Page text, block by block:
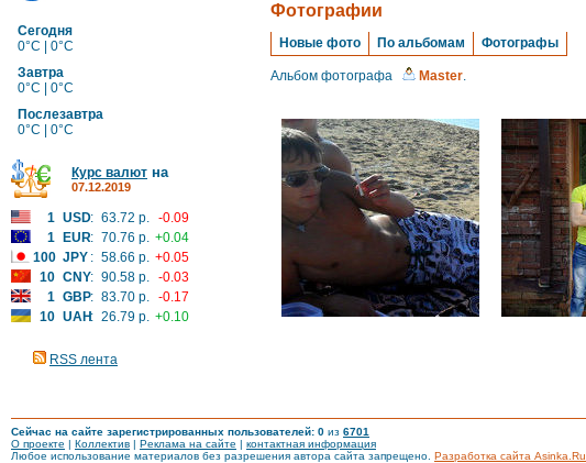
Сегодня
0°C | 0°C
Завтра
0°C | 0°C
Послезавтра
0°C | 0°C
Курс валют на
07.12.2019
1 USD: 63.72 р. -0.09
1
EUR: 70.76 р. +0.04
100 JPY : 58.66 р. +0.05
10 CNY: 90.58 р. -0.03
1 GBP: 83.70 р. -0.17
10 UAH: 26.79 р. +0.10
RSS лента
Фотографии
Новые фото По альбомам Фотографы
Альбом фотографа Master.
Сейчас на сайте зарегистрированных пользователей: 0 из 6701
О проекте | Коллектив | Реклама на сайте | контактная информация
Любое использование материалов без разрешения автора сайта запрещено. Разработка сайта Asinka.Ru